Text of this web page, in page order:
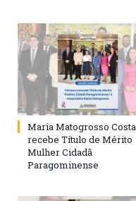
Maria Matogrosso Costa
recebe Título de Mérito
Mulher Cidadã
Paragominense